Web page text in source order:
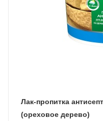
Лак-пропитка
(ореховое дерево)